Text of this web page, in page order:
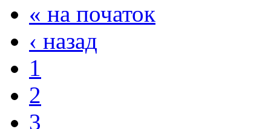
« на початок
‹ назад
1
2
3